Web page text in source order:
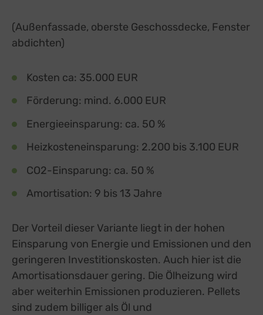
(Außenfassade, oberste Geschossdecke, Fenster
abdichten)
Kosten ca: 35.000 EUR
Förderung: mind. 6.000 EUR
Energieeinsparung: ca. 50 %
Heizkosteneinsparung: 2.200 bis 3.100 EUR
CO2-Einsparung: ca. 50 %
Amortisation: 9 bis 13 Jahre
Der Vorteil dieser Variante liegt in der hohen
Einsparung von Energie und Emissionen und den
geringeren Investitionskosten. Auch hier ist die
Amortisationsdauer gering. Die Ölheizung wird
aber weiterhin Emissionen produzieren. Pellets
sind zudem billiger als Öl und